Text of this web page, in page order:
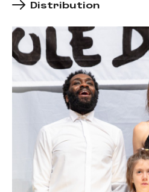
Distribution